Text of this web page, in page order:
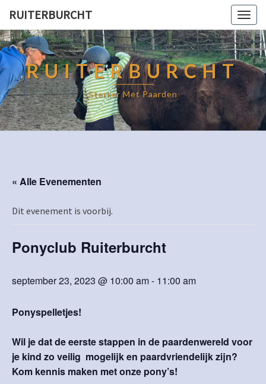
RUITERBURCHT
RUITERBURCHT
Sterker Met Paarden
« Alle Evenementen
Dit evenement is voorbij.
Ponyclub Ruiterburcht
september 23, 2023 @ 10:00 am- 11:00 am
Ponyspelletjes!
Wil je dat de eerste stappen in de paardenwereld voor
je kind zo veilig mogelijk en paardvriendelijk zijn?
Kom kennis maken met onze pony’s!